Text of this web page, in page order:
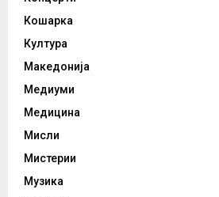
Кошарка
Култура
Македонија
Медиуми
Медицина
Мисли
Мистерии
Музика